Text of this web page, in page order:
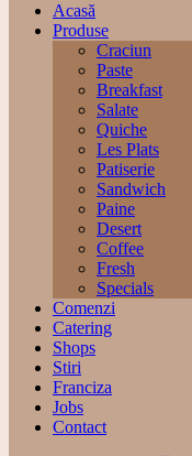
Acasă
Produse
Craciun
Paste
Breakfast
Salate
Quiche
Les Plats
Patiserie
Sandwich
Paine
Desert
Coffee
Fresh
Specials
Comenzi
Catering
Shops
Stiri
Franciza
Jobs
Contact